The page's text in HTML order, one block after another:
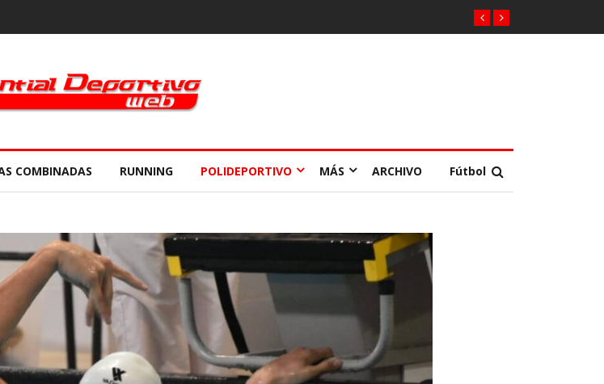
COMBINADAS RUNNING POLIDEPORTIVO MÁS ARCHIVO Fútbol